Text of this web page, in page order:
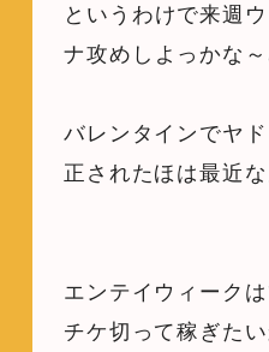
というわけで来週
ナ攻めしよっかな
バレンタインでヤ
正されたほは最近な
エンテイウィーク
チケ切って稼ぎた